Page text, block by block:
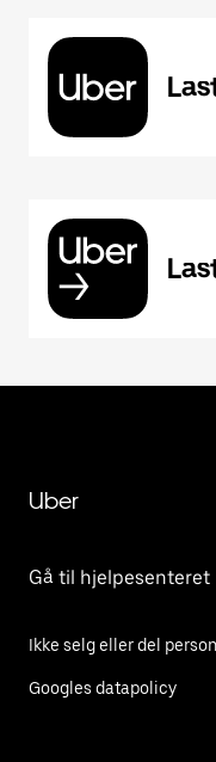
Uber
Gå til hjelpesenteret
Ikke selg eller del
Googles datapolicy